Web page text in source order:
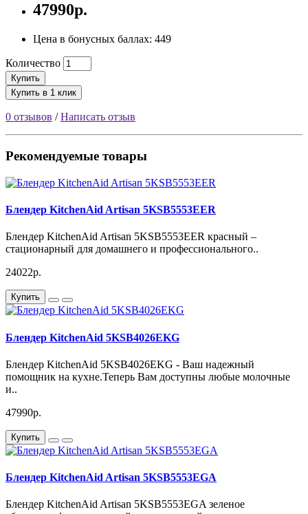
47990р.
Цена в бонусных баллах: 449
Количество
Купить
Купить в 1 клик
0 отзывов /Написать отзыв
Рекомендуемые товары
Блендер KitchenAid Artisan 5KSB5553EER
Блендер KitchenAid Artisan 5KSB5553EER красный –
стационарный для домашнего и профессионального..
24022р.
Купить
Блендер KitchenAid 5KSB4026EKG
Блендер KitchenAid 5KSB4026EKG - Ваш надежный
помощник на кухне.Теперь Вам доступны любые молочные
и..
47990р.
Купить
Блендер KitchenAid Artisan 5KSB5553EGA
Блендер KitchenAid Artisan 5KSB5553EGA зеленое